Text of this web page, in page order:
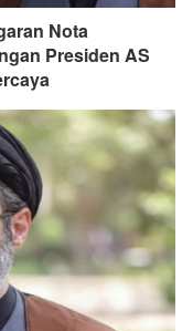
Nota
Presiden AS